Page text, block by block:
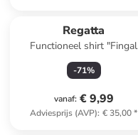
Regatta
Functioneel shirt "Fingal
Edition" lichtroze
-71%
vanaf: € 9,99
Adviesprijs (AVP): € 35,00*